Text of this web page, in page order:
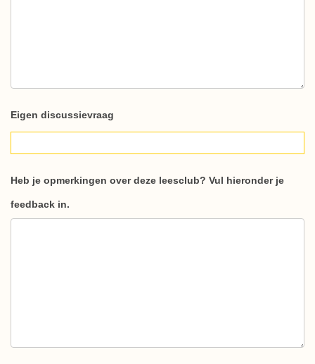
Eigen discussievraag
Heb je opmerkingen over deze leesclub? Vul hieronder je
feedback in.